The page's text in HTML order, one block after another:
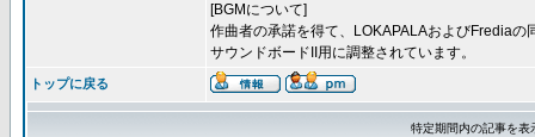
[BGMについて]
作曲者の承諾を得て、LOKAPALAおよびFrediaの
サウンドボードII用に調整されています。
トップに戻る
特定期間内の記事を